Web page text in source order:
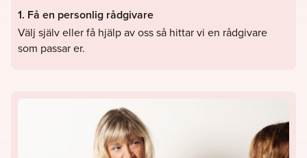
1. Få en personlig rådgivare
Välj själv eller få hjälp av oss så hittar vi en rådgivare
som passar er.